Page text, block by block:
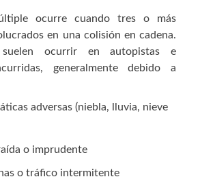
ocurre cuando tres o más
en una colisión en cadena.
suelen ocurrir en autopistas e
generalmente debido a
adversas (niebla, lluvia, nieve
o imprudente
o tráfico intermitente